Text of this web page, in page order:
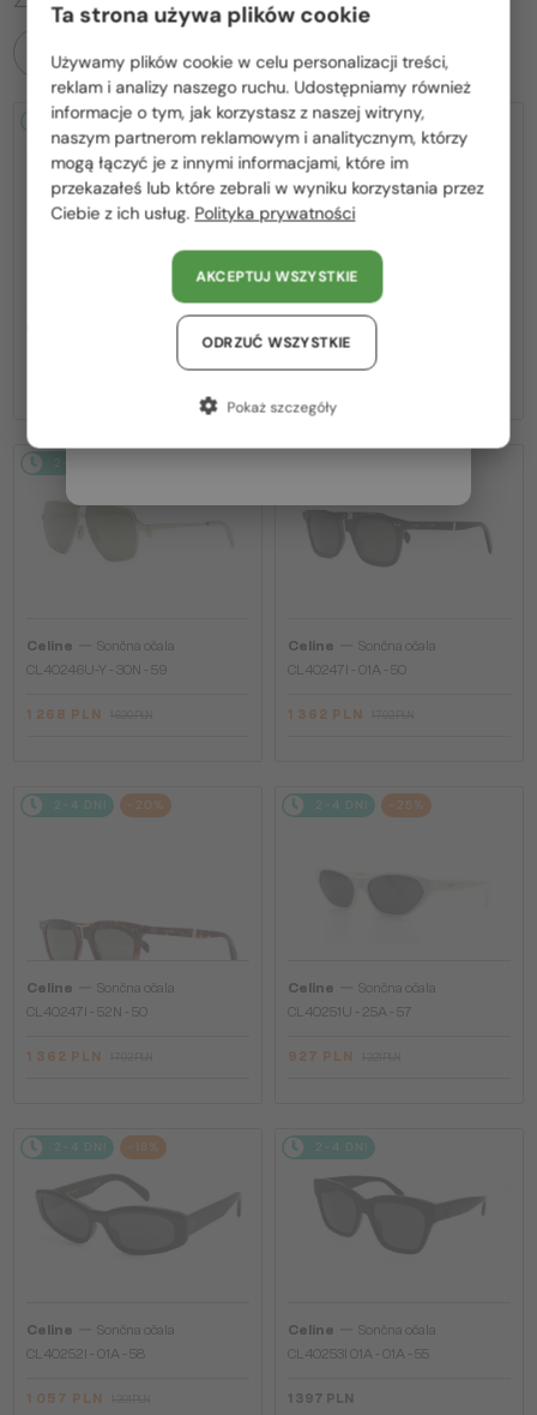
WSZYSTKIE PRODUKTY
2-4 DNI -20%
Sončna očala
2-4 DNI -22%
Celine—Sončna očala
CL40246U-Y - 30H - 61
1 268 PLN
2-4 DNI
Celine
Sončna očala
CL40246U-Y - 30N - 59
1 268 PLN
Celine
Sončna očala
CL40247I - 01A - 50
1 362 PLN
2-4 DNI -20%
Celine
Sončna očala
CL40247I - 52N - 50
1 362 PLN
2-4 DNI -25%
Celine
Sončna očala
CL40251U - 25A - 57
927 PLN
2-4 DNI -18%
Celine
Sončna očala
CL40252I - 01A - 58
1 057 PLN
2-4 DNI
Celine
Sončna očala
CL40253I 01A - 01A - 55
1 397 PLN
Proszę wybierz z listy odpowiedni dla Ciebie kraj:
Polska / PL
România / RO
Magyarország / HU
United Arab Emirates / EN
Austria / AT
Niemcy / DE
Ta strona używa plików cookie
Używamy plików cookie w celu personalizacji treści,
reklam i analizy naszego ruchu. Udostępniamy również
informacje o tym, jak korzystasz z naszej witryny,
naszym partnerom reklamowym i analitycznym, którzy
mogą łączyć je z innymi informacjami, które im
przekazałeś lub które zebrali w wyniku korzystania przez
Ciebie z ich usług. Polityka prywatności
AKCEPTUJ WSZYSTKIE
ODRZUĆ WSZYSTKIE
Pokaż szczegóły